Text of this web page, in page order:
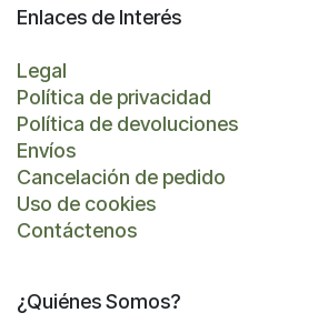
Enlaces de Interés
Legal
Política de privacidad
Política de devoluciones
Envíos
Cancelación de pedido
Uso de cookies
Contáctenos
¿Quiénes Somos?